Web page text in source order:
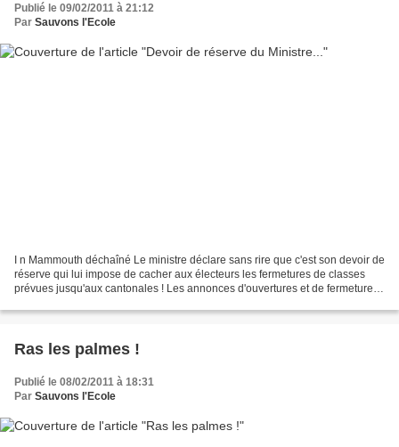
Publié le 09/02/2011 à 21:12
Par Sauvons l'Ecole
I n Mammouth déchaîné Le ministre déclare sans rire que c'est son devoir de
réserve qui lui impose de cacher aux électeurs les fermetures de classes
prévues jusqu'aux cantonales ! Les annonces d'ouvertures et de fermetures
Ras les palmes !
Publié le 08/02/2011 à 18:31
Par Sauvons l'Ecole